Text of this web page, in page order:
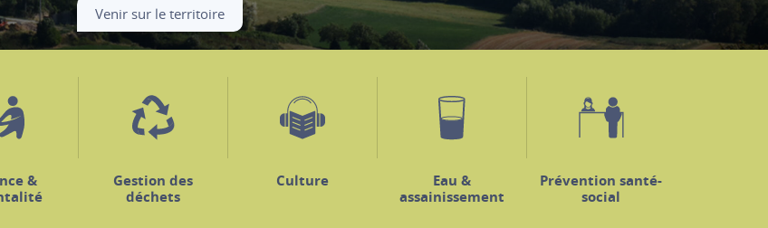
Découvrir le programme
&
Gestion des
déchets
Culture
Eau &
assainissement
Prévention santé-
social